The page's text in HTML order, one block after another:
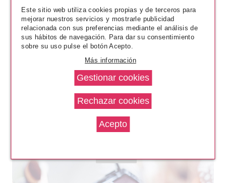
PARCHES HIDROGEL
CONTORNO DE OJOS
desde
Este sitio web utiliza cookies propias y de terceros para
mejorar nuestros servicios y mostrarle publicidad
relacionada con sus preferencias mediante el análisis de
sus hábitos de navegación. Para dar su consentimiento
sobre su uso pulse el botón Acepto.
Más información